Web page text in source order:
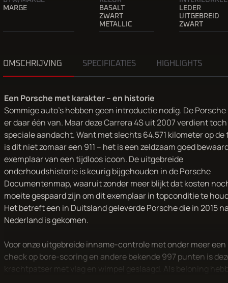
MARGE
BASALT
ZWART
METALLIC
LEDER
UITGEBREID
ZWART
OMSCHRIJVING SPECIFICATIES HIGHLIGHTS
Een Porsche met karakter – en historie
Sommige auto’s hebben geen introductie nodig. De Porsche
er daar één van. Maar deze Carrera 4S uit 2007 verdient
speciale aandacht. Want met slechts 64.571 kilometer op de
is dit niet zomaar een 911 – het is een zeldzaam goed
exemplaar van een tijdloos icoon. De uitgebreide
onderhoudshistorie is keurig bijgehouden in de Porsche
Documentenmap, waaruit zonder meer blijkt dat kosten
moeite gespaard zijn om dit exemplaar in topconditie te
Het betreft een in Duitsland geleverde Porsche die in 2015
Nederland is gekomen.
Voor onze uitgebreide inname-controle met onder meer een
check op bore-scoring en andere bekende 997 punten is
krachtpatser met vlag en wimpel geslaagd. Als beloning